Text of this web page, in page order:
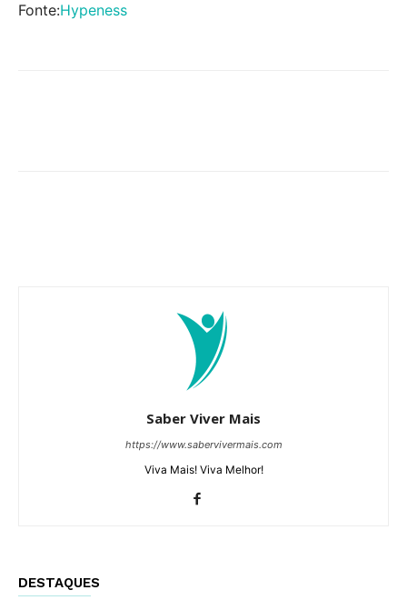
Fonte:Hypeness
Saber Viver Mais
https://www.sabervivermais.com
Viva Mais! Viva Melhor!
DESTAQUES